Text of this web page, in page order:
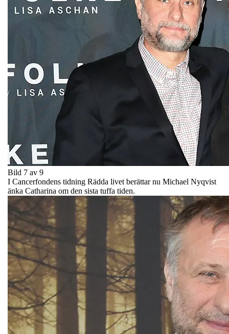
Bild 7 av 9
I Cancerfondens tidning Rädda livet berättar nu Michael Nyqvist
änka Catharina om den sista tuffa tiden.